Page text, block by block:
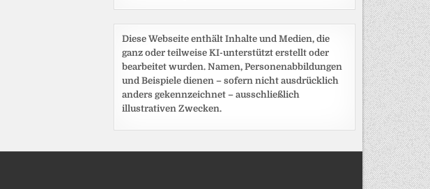
Diese Webseite enthält Inhalte und Medien, die
ganz oder teilweise KI-unterstützt erstellt oder
bearbeitet wurden. Namen, Personenabbildungen
und Beispiele dienen – sofern nicht ausdrücklich
anders gekennzeichnet – ausschließlich
illustrativen Zwecken.